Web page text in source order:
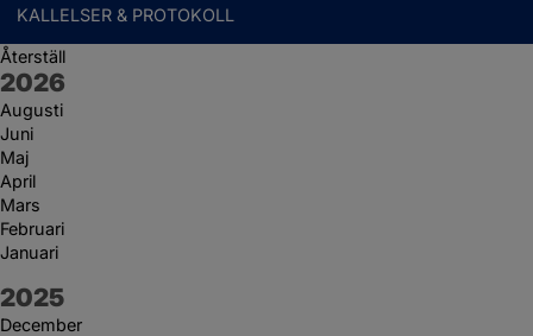
KALLELSER & PROTOKOLL
Återställ
År:
2026
Augusti
Juni
Maj
April
Mars
Februari
Januari
År:
2025
December